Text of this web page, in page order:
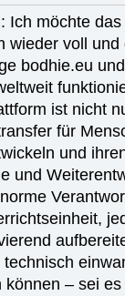
Ich möchte
wieder voll
bodhie.eu
ist nicht
für
und
und
technisch
können – sei